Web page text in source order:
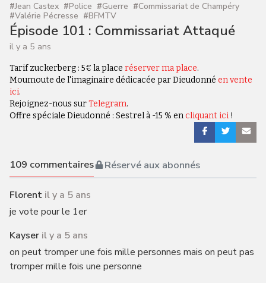
#Jean Castex #Police #Guerre #Commissariat de Champéry
#Valérie Pécresse #BFMTV
Épisode 101 : Commissariat Attaqué
il y a 5 ans
Tarif zuckerberg : 5€ la place réserver ma place.
Moumoute de l'imaginaire dédicacée par Dieudonné en vente
ici.
Rejoignez-nous surTelegram.
Offre spéciale Dieudonné : Sestrel à -15 % encliquant ici!
109 commentaires Réservé aux abonnés
Florent il y a 5 ans
je vote pour le 1er
Kayser il y a 5 ans
on peut tromper une fois mille personnes mais on peut pas
tromper mille fois une personne